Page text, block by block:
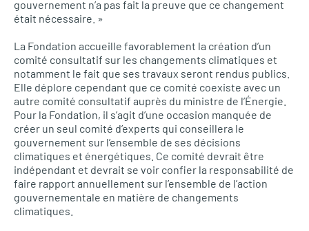
gouvernement n’a pas fait la preuve que ce changement
était nécessaire. »
La Fondation accueille favorablement la création d’un
comité consultatif sur les changements climatiques et
notamment le fait que ses travaux seront rendus publics.
Elle déplore cependant que ce comité coexiste avec un
autre comité consultatif auprès du ministre de l’Énergie.
Pour la Fondation, il s’agit d’une occasion manquée de
créer un seul comité d’experts qui conseillera le
gouvernement sur l’ensemble de ses décisions
climatiques et énergétiques. Ce comité devrait être
indépendant et devrait se voir confier la responsabilité de
faire rapport annuellement sur l’ensemble de l’action
gouvernementale en matière de changements
climatiques.